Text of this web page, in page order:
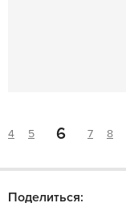
4 5 6 7 8
Поделиться: